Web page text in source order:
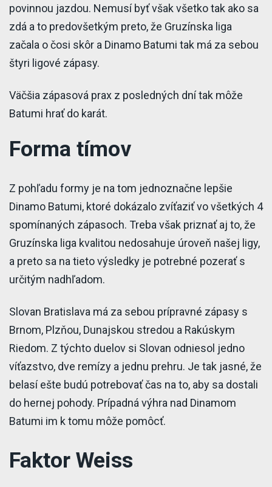
povinnou jazdou. Nemusí byť však všetko tak ako sa
zdá a to predovšetkým preto, že Gruzínska liga
začala o čosi skôr a Dinamo Batumi tak má za sebou
štyri ligové zápasy.
Väčšia zápasová prax z posledných dní tak môže
Batumi hrať do karát.
Forma tímov
Z pohľadu formy je na tom jednoznačne lepšie
Dinamo Batumi, ktoré dokázalo zvíťaziť vo všetkých 4
spomínaných zápasoch. Treba však priznať aj to, že
Gruzínska liga kvalitou nedosahuje úroveň našej ligy,
a preto sa na tieto výsledky je potrebné pozerať s
určitým nadhľadom.
Slovan Bratislava má za sebou prípravné zápasy s
Brnom, Plzňou, Dunajskou stredou a Rakúskym
Riedom. Z týchto duelov si Slovan odniesol jedno
víťazstvo, dve remízy a jednu prehru. Je tak jasné, že
belasí ešte budú potrebovať čas na to, aby sa dostali
do hernej pohody. Prípadná výhra nad Dinamom
Batumi im k tomu môže pomôcť.
Faktor Weiss